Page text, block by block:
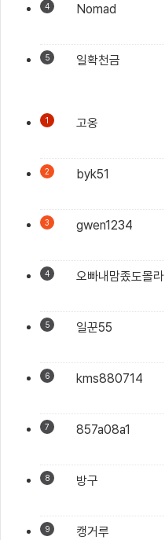
4
Nomad
5
일확천금
1
고옹
2
byk51
3
gwen1234
4
오빠내맘좄도몰라
5
일꾼55
6
kms880714
7
857a08a1
8
방구
9
캥거루